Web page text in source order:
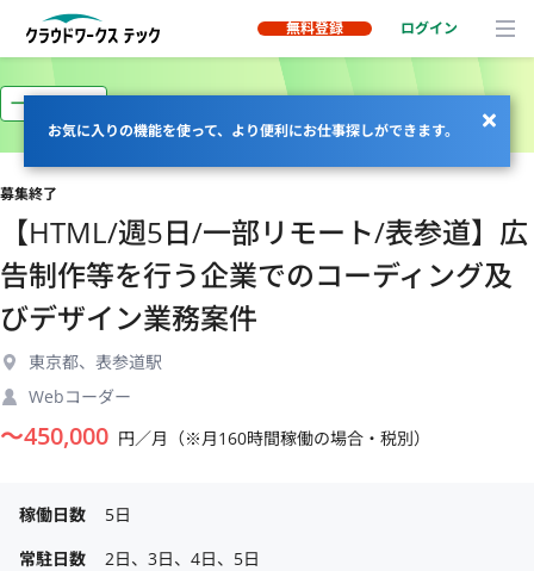
無料登録 ログイン
お気に入りの機能を使って、より便利にお仕事探しができます。
一部リモート
募集終了
【HTML/週5日/一部リモート/表参道】広
告制作等を行う企業でのコーディング及
びデザイン業務案件
東京都、表参道駅
Webコーダー
〜450,000 円／月（※月160時間稼働の場合・税別）
稼働日数
5日
常駐日数
2日、3日、4日、5日